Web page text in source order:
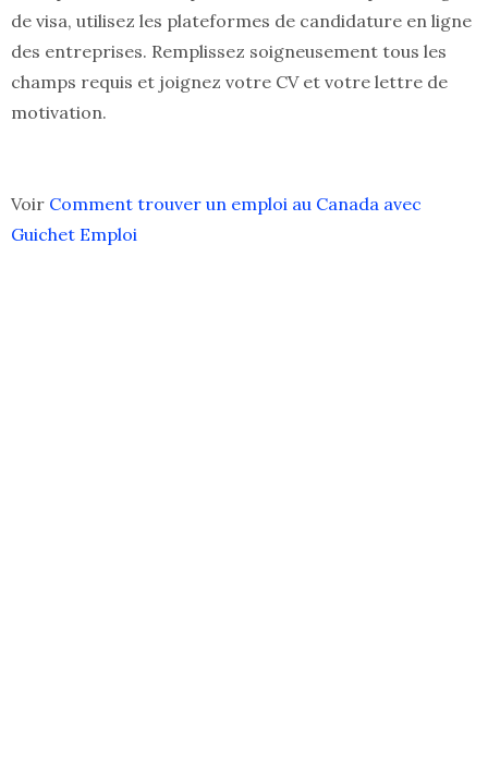
de visa, utilisez les plateformes de candidature en ligne
des entreprises. Remplissez soigneusement tous les
champs requis et joignez votre CV et votre lettre de
motivation.
Voir Comment trouver un emploi au Canada avec
Guichet Emploi